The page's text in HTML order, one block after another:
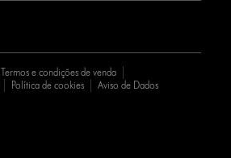
Termos e condições de venda
Política de cookies Aviso de Dados